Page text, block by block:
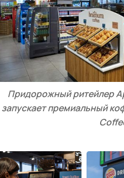
Придорожный ритейлер
запускает премиальный